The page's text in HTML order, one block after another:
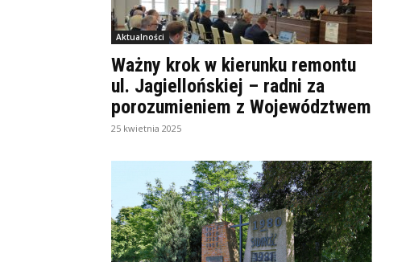
Aktualności
Ważny krok w kierunku remontu
ul. Jagiellońskiej – radni za
porozumieniem z Województwem
25 kwietnia 2025